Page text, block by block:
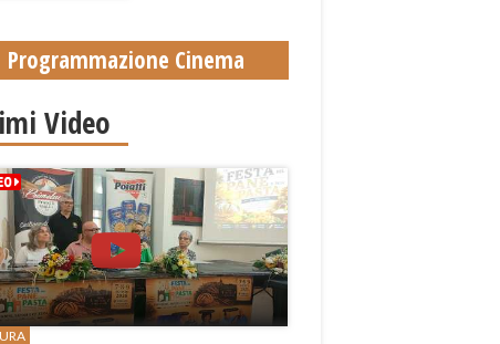
Programmazione Cinema
Video